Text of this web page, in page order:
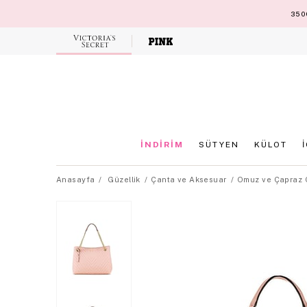
Victoria's
Secret
İNDİRİM SÜTYEN KÜLOT
Anasayfa Güzellik Çanta ve Aksesuar Omuz ve Çapraz